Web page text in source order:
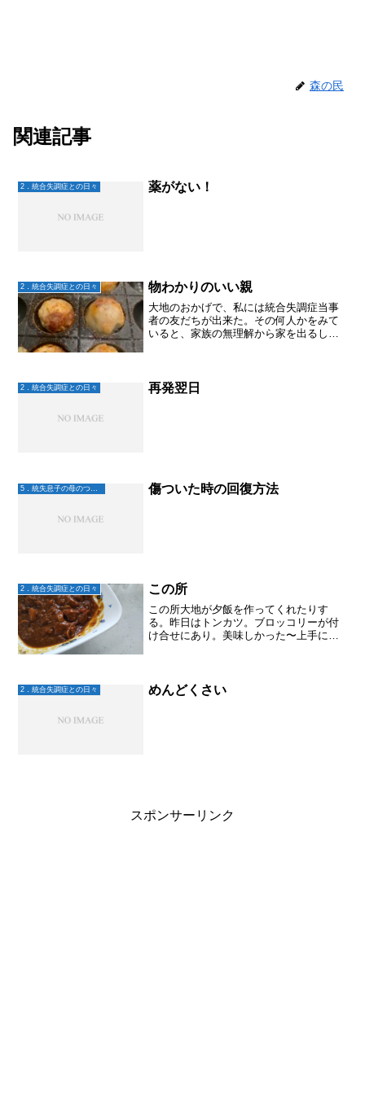
森の民
関連記事
2．統合失調症との日々 薬がない！
2．統合失調症との日々 物わかりのいい親
大地のおかげで、私には統合失調症当事
者の友だちが出来た。その何人かをみて
いると、家族の無理解から家を出るしか
始めた私は、も、も、も...
2．統合失調症との日々 再発翌日
傷ついた時の回復方法
2．統合失調症との日々 この所
この所大地が夕飯を作ってくれたりす
る。昨日はトンカツ。ブロッコリーが付
け合せにあり。美味しかった〜上手に揚
ぶりに大地と録画しておいた...
2．統合失調症との日々 めんどくさい
スポンサーリンク